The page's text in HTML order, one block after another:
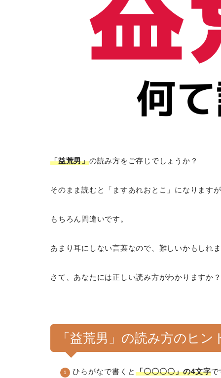
「益荒男」の読み方をご存じでしょうか？
そのまま読むと「ますあれおとこ」になります
もちろん間違いです。
あまり耳にしない言葉なので、難しいかもしれ
さて、あなたには正しい読み方がわかりますか？
「益荒男」の読み方のヒン
ひらがなで書くと 「〇〇〇〇」の4文字で